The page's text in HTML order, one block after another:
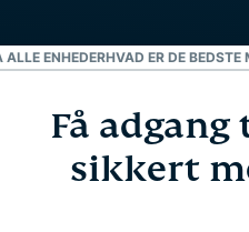
ALLE ENHEDERHVAD ER DE BEDSTE
Få adgang til tjenester
Hvordan fjerner en VPN
Få
sikkert